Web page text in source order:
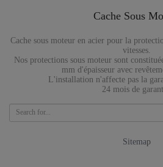
Cache Sous
Cache sous moteur en acier pour la
vitesses.
Nos protections sous moteur sont
mm d'épaisseur avec
L'installation n'affecte pas la
24 mois de
Sitemap